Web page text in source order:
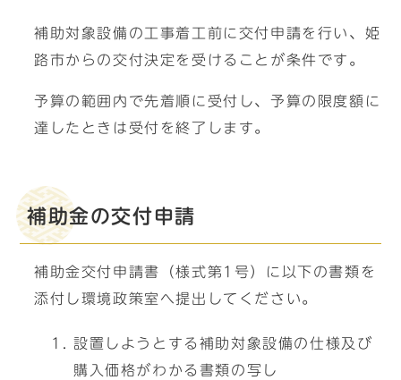
補助対象設備の工事着工前に交付申請を行い、姫
路市からの交付決定を受けることが条件です。
予算の範囲内で先着順に受付し、予算の限度額に
達したときは受付を終了します。
補助金の交付申請
補助金交付申請書（様式第1号）に以下の書類を
添付し環境政策室へ提出してください。
設置しようとする補助対象設備の仕様及び
購入価格がわかる書類の写し